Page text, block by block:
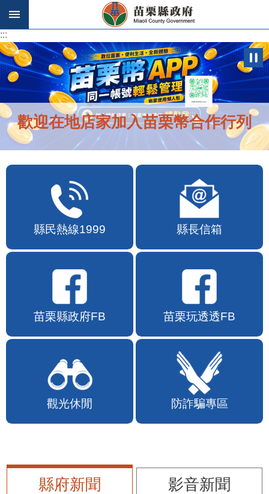
跳到主要內容區塊
:::
:::
歡迎在地店家加入苗栗幣合作行列
縣民熱線1999 縣長信箱
苗栗縣政府FB 苗栗玩透透FB
觀光休閒 防詐騙專區
縣府新聞
影音新聞